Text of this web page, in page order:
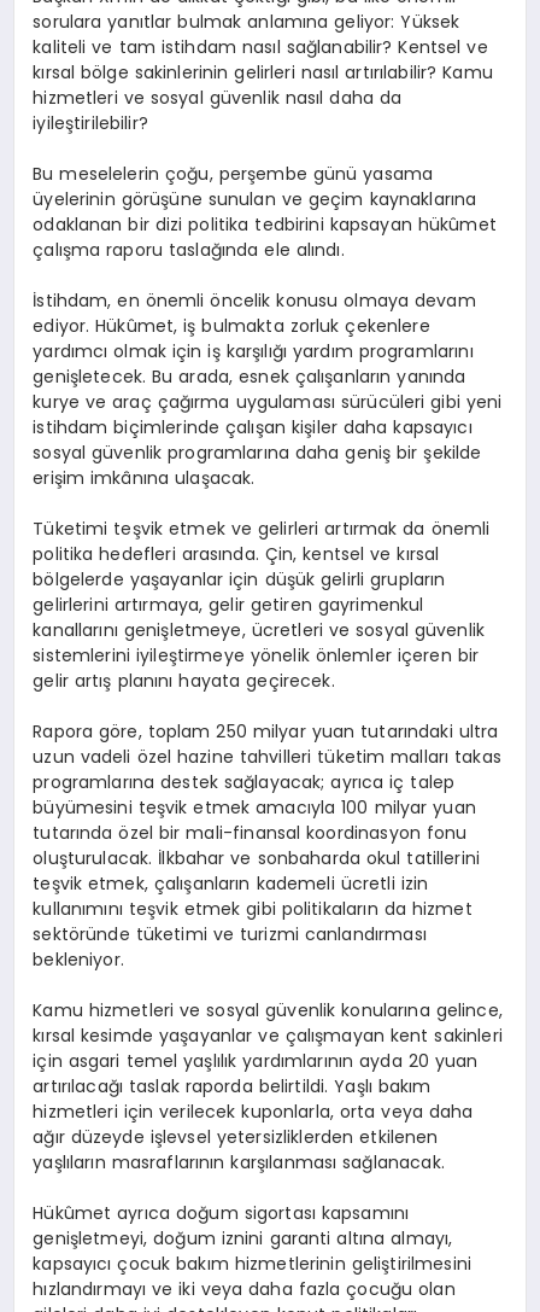
sorulara yanıtlar bulmak anlamına geliyor: Yüksek
kaliteli ve tam istihdam nasıl sağlanabilir? Kentsel ve
kırsal bölge sakinlerinin gelirleri nasıl artırılabilir? Kamu
hizmetleri ve sosyal güvenlik nasıl daha da
iyileştirilebilir?
Bu meselelerin çoğu, perşembe günü yasama
üyelerinin görüşüne sunulan ve geçim kaynaklarına
odaklanan bir dizi politika tedbirini kapsayan hükûmet
çalışma raporu taslağında ele alındı.
İstihdam, en önemli öncelik konusu olmaya devam
ediyor. Hükûmet, iş bulmakta zorluk çekenlere
yardımcı olmak için iş karşılığı yardım programlarını
genişletecek. Bu arada, esnek çalışanların yanında
kurye ve araç çağırma uygulaması sürücüleri gibi yeni
istihdam biçimlerinde çalışan kişiler daha kapsayıcı
sosyal güvenlik programlarına daha geniş bir şekilde
erişim imkânına ulaşacak.
Tüketimi teşvik etmek ve gelirleri artırmak da önemli
politika hedefleri arasında. Çin, kentsel ve kırsal
bölgelerde yaşayanlar için düşük gelirli grupların
gelirlerini artırmaya, gelir getiren gayrimenkul
kanallarını genişletmeye, ücretleri ve sosyal güvenlik
sistemlerini iyileştirmeye yönelik önlemler içeren bir
gelir artış planını hayata geçirecek.
Rapora göre, toplam 250 milyar yuan tutarındaki ultra
uzun vadeli özel hazine tahvilleri tüketim malları takas
programlarına destek sağlayacak; ayrıca iç talep
büyümesini teşvik etmek amacıyla 100 milyar yuan
tutarında özel bir mali-finansal koordinasyon fonu
oluşturulacak. İlkbahar ve sonbaharda okul tatillerini
teşvik etmek, çalışanların kademeli ücretli izin
kullanımını teşvik etmek gibi politikaların da hizmet
sektöründe tüketimi ve turizmi canlandırması
bekleniyor.
Kamu hizmetleri ve sosyal güvenlik konularına gelince,
kırsal kesimde yaşayanlar ve çalışmayan kent sakinleri
için asgari temel yaşlılık yardımlarının ayda 20 yuan
artırılacağı taslak raporda belirtildi. Yaşlı bakım
hizmetleri için verilecek kuponlarla, orta veya daha
ağır düzeyde işlevsel yetersizliklerden etkilenen
yaşlıların masraflarının karşılanması sağlanacak.
Hükûmet ayrıca doğum sigortası kapsamını
genişletmeyi, doğum iznini garanti altına almayı,
kapsayıcı çocuk bakım hizmetlerinin geliştirilmesini
hızlandırmayı ve iki veya daha fazla çocuğu olan